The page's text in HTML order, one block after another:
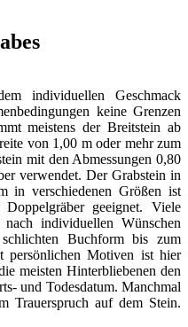
individuellen Geschmack
keine Grenzen
meistens der Breitstein ab
von 1,00 m oder mehr zum
mit den Abmessungen 0,80
verwendet. Der Grabstein in
in verschiedenen Größen ist
geeignet. Viele
individuellen Wünschen
Buchform bis zum
persönlichen Motiven ist hier
meisten Hinterbliebenen den
und Todesdatum. Manchmal
Trauerspruch auf dem Stein.